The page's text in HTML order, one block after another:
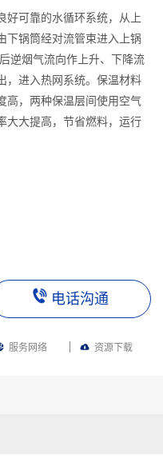
好可靠的水循环系统，从上
下锅筒经对流管束进入上锅
逆烟气流向作上升、下降流
，进入热网系统。保温材料
高，两种保温层间使用空气
大大提高，节省燃料，运行
电话沟通
服务网络 资源下载